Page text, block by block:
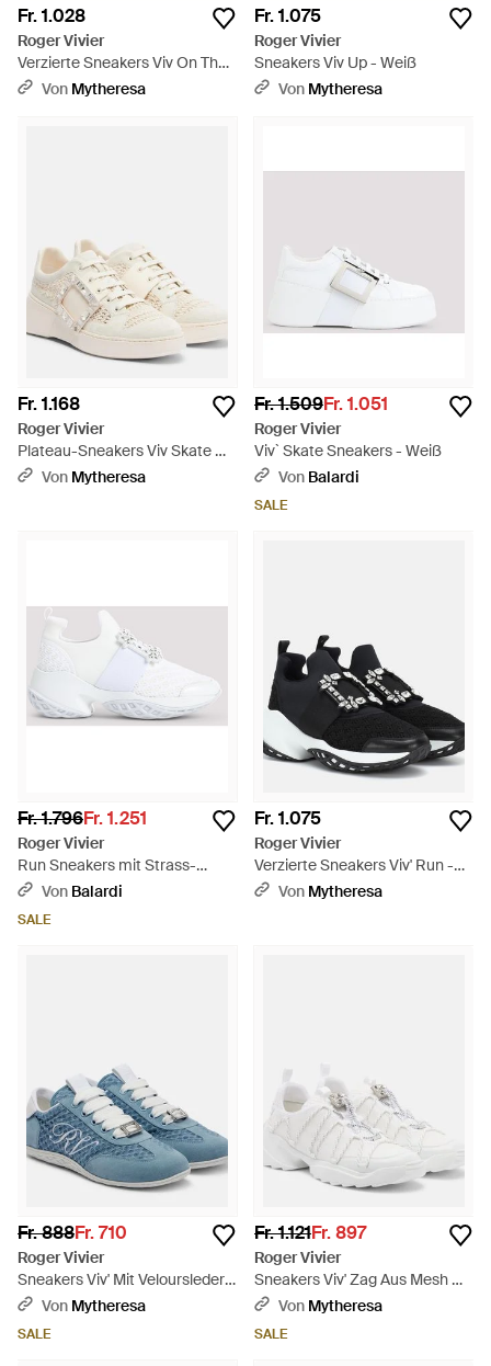
Fr. 1.028
Roger Vivier
Verzierte Sneakers Viv On The
Run - Weiß
Von Mytheresa
Fr. 1.075
Roger Vivier
Sneakers Viv Up - Weiß
Von Mytheresa
Fr. 1.168
Roger Vivier
Plateau-Sneakers Viv Skate Mit
Veloursleder - Weiß
Von Mytheresa
Fr. 1.509Fr. 1.051
Roger Vivier
Viv` Skate Sneakers - Weiß
Von Balardi
SALE
Fr. 1.796Fr. 1.251
Roger Vivier
Run Sneakers mit Strass-
Schnalle - Weiß
Von Balardi
SALE
Fr. 1.075
Roger Vivier
Verzierte Sneakers Viv' Run -
Schwarz
Von Mytheresa
Fr. 888Fr. 710
Roger Vivier
Sneakers Viv' Mit Veloursleder -
BlauVon Mytheresa
SALE
Fr. 1.121Fr. 897
Roger Vivier
Sneakers Viv' Zag Aus Mesh Mit
Leder - Weiß
Von Mytheresa
SALE